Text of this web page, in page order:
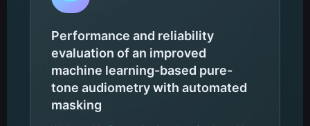
Performance and reliability
evaluation of an improved
machine learning-based pure-
tone audiometry with automated
masking